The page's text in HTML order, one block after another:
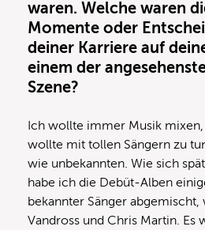
waren. Welche waren
Momente oder
deiner Karriere auf
einem der
Szene?
Ich wollte immer Musik
wollte mit tollen Sängern zu
wie unbekannten. Wie sich
habe ich die Debüt-Alben
bekannter Sänger
Vandross und Chris Martin. Es